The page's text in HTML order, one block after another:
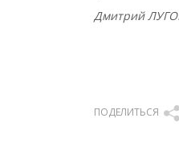
Дмитрий
ПОДЕЛИТЬСЯ